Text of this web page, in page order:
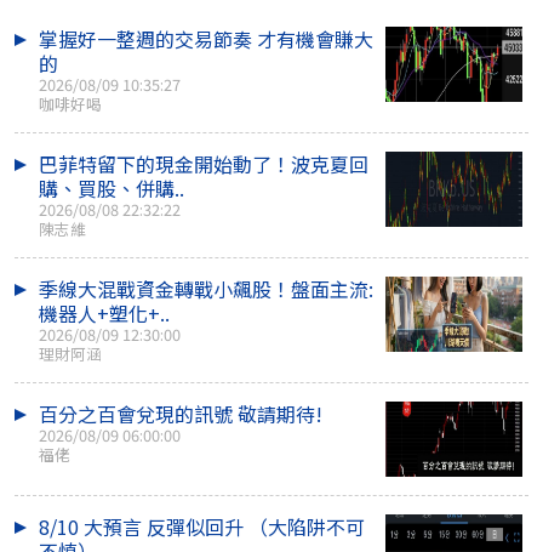
掌握好一整週的交易節奏 才有機會賺大
的
2026/08/09 10:35:27
咖啡好喝
巴菲特留下的現金開始動了！波克夏回
購、買股、併購..
2026/08/08 22:32:22
陳志維
季線大混戰資金轉戰小飆股！盤面主流:
機器人+塑化+..
2026/08/09 12:30:00
理財阿涵
百分之百會兌現的訊號 敬請期待!
2026/08/09 06:00:00
福佬
8/10 大預言 反彈似回升 （大陷阱不可